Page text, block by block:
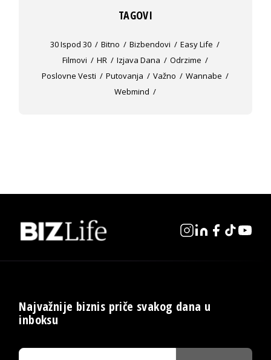
TAGOVI
30 Ispod 30 Bitno Bizbendovi
Easy Life
Filmovi
HR Izjava Dana
Odrzime
Poslovne Vesti
Putovanja Važno
Wannabe
Webmind
Najvažnije biznis priče svakog dana u
inboksu